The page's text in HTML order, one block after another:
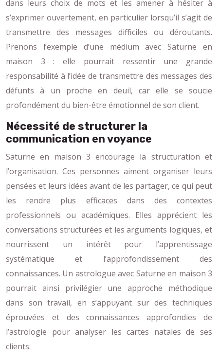
dans leurs choix de mots et les amener à hésiter à
s’exprimer ouvertement, en particulier lorsqu’il s’agit de
transmettre des messages difficiles ou déroutants.
Prenons l’exemple d’une médium avec Saturne en
maison 3 : elle pourrait ressentir une grande
responsabilité à l’idée de transmettre des messages des
défunts à un proche en deuil, car elle se soucie
profondément du bien-être émotionnel de son client.
Nécessité de structurer la
communication en voyance
Saturne en maison 3 encourage la structuration et
l’organisation. Ces personnes aiment organiser leurs
pensées et leurs idées avant de les partager, ce qui peut
les rendre plus efficaces dans des contextes
professionnels ou académiques. Elles apprécient les
conversations structurées et les arguments logiques, et
nourrissent un intérêt pour l’apprentissage
systématique et l’approfondissement des
connaissances. Un astrologue avec Saturne en maison 3
pourrait ainsi privilégier une approche méthodique
dans son travail, en s’appuyant sur des techniques
éprouvées et des connaissances approfondies de
l’astrologie pour analyser les cartes natales de ses
clients.